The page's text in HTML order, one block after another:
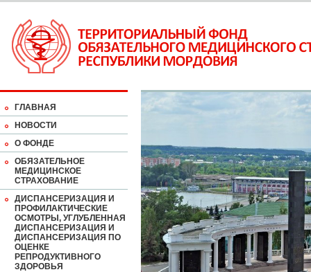
ГЛАВНАЯ
НОВОСТИ
О ФОНДЕ
ОБЯЗАТЕЛЬНОЕ
МЕДИЦИНСКОЕ
СТРАХОВАНИЕ
ДИСПАНСЕРИЗАЦИЯ И
ПРОФИЛАКТИЧЕСКИЕ
ОСМОТРЫ, УГЛУБЛЕННАЯ
ДИСПАНСЕРИЗАЦИЯ И
ДИСПАНСЕРИЗАЦИЯ ПО
ОЦЕНКЕ
РЕПРОДУКТИВНОГО
ЗДОРОВЬЯ